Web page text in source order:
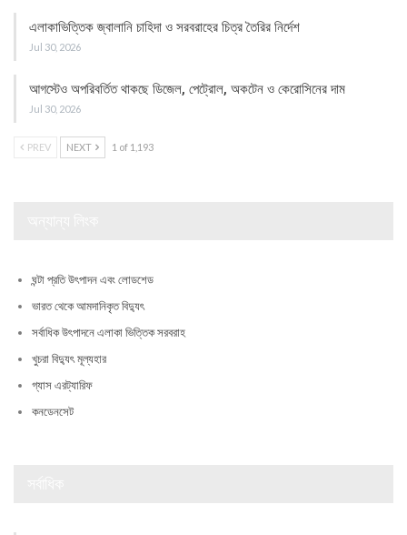
এলাকাভিত্তিক জ্বালানি চাহিদা ও সরবরাহের চিত্র তৈরির নির্দেশ
Jul 30, 2026
আগস্টেও অপরিবর্তিত থাকছে ডিজেল, পেট্রোল, অকটেন ও কেরোসিনের দাম
Jul 30, 2026
PREV NEXT 1 of 1,193
ঘন্টা প্রতি উৎপাদন এবং লোডশেড
ভারত থেকে আমদানিকৃত বিদ্যুৎ
সর্বাধিক উৎপাদনে এলাকা ভিত্তিক সরবরাহ
খুচরা বিদ্যুৎ মূল্যহার
গ্যাস এরট্যারিফ
কনডেনসেট